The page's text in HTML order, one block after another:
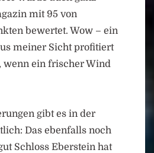
mit 95 von
bewertet. Wow – ein
meiner Sicht profitiert
wenn ein frischer Wind
gibt es in der
Das ebenfalls noch
Schloss Eberstein hat